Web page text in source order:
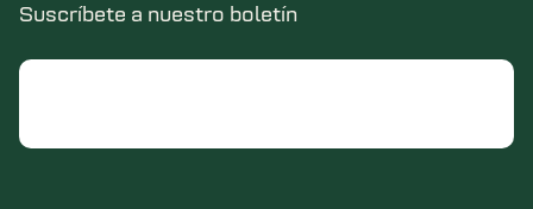
Suscríbete a nuestro boletín
Email